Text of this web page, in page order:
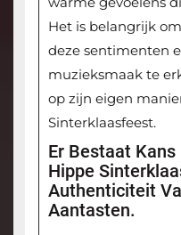
Het is belangrijk
deze sentimenten
muzieksmaak te
op zijn eigen
Sinterklaasfeest.
Er Bestaat Kans
Hippe
Authenticiteit
Aantasten.